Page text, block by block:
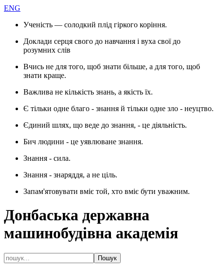
ENG
Ученість — солодкий плід гіркого коріння.
Доклади серця свого до навчання і вуха свої до
розумних слів
Вчись не для того, щоб знати більше, а для того, щоб
знати краще.
Важлива не кількість знань, а якість їх.
Є тільки одне благо - знання й тільки одне зло - неуцтво.
Єдиний шлях, що веде до знання, - це діяльність.
Бич людини - це уявлюване знання.
Знання - сила.
Знання - знаряддя, а не ціль.
Запам'ятовувати вміє той, хто вміє бути уважним.
Донбаська державна
машинобудівна академія